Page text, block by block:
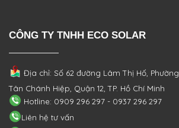
CÔNG TY TNHH ECO SOLAR
Địa chỉ: Số 62 đường Lâm Thị Hố, Phường
Tân Chánh Hiệp, Quận 12, TP. Hồ Chí Minh
Hotline: 0909 296 297 - 0937 296 297
Liên hệ tư vấn